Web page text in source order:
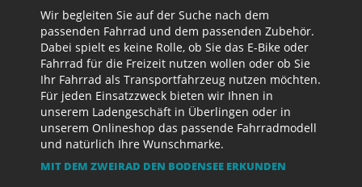
Wir begleiten Sie auf der Suche nach dem
passenden Fahrrad und dem passenden Zubehör.
Dabei spielt es keine Rolle, ob Sie das E-Bike oder
Fahrrad für die Freizeit nutzen wollen oder ob Sie
Ihr Fahrrad als Transportfahrzeug nutzen möchten.
Für jeden Einsatzzweck bieten wir Ihnen in
unserem Ladengeschäft in Überlingen oder in
unserem Onlineshop das passende Fahrradmodell
und natürlich Ihre Wunschmarke.
MIT DEM ZWEIRAD DEN BODENSEE ERKUNDEN